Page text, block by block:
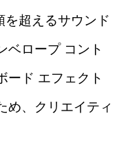
超えるサウンド
ベロープ コント
ード エフェクト
め、クリエイティ